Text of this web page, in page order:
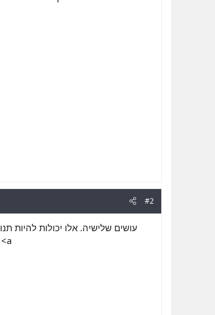
#2
עושים שלישיה. אלו יכולות להיות